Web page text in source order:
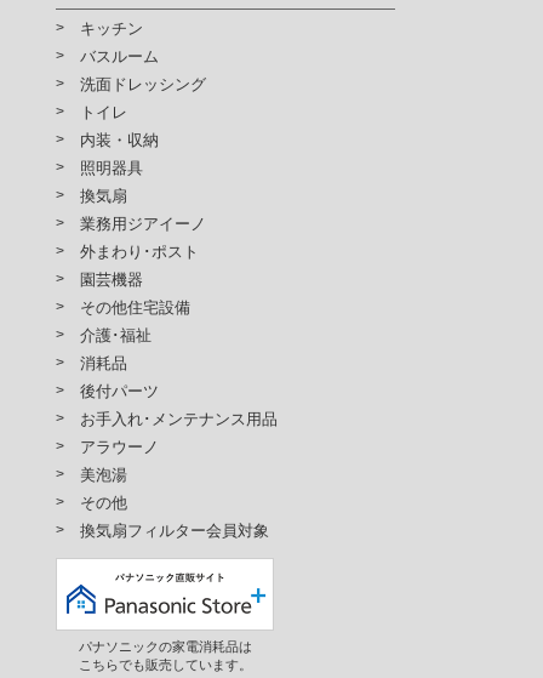
キッチン
バスルーム
洗面ドレッシング
トイレ
内装・収納
照明器具
換気扇
業務用ジアイーノ
外まわり･ポスト
園芸機器
その他住宅設備
介護･福祉
消耗品
後付パーツ
お手入れ･メンテナンス用品
アラウーノ
美泡湯
その他
換気扇フィルター会員対象
パナソニックの家電消耗品は
こちらでも販売しています。